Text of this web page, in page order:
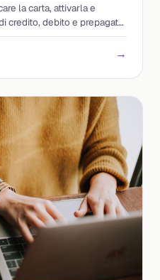
la carta, attivarla e
credito, debito e prepagate,
→